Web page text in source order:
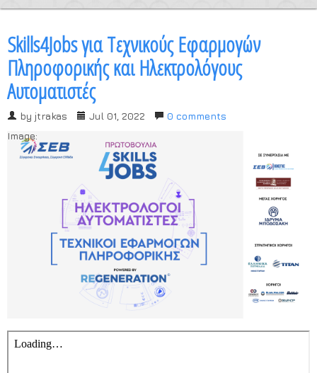
Ανακοινώσεις
Χρήσιμα Έντυπα
Skills4Jobs για Τεχνικούς Εφαρμογών
Πληροφορικής και Ηλεκτρολόγους
Αυτοματιστές
by jtrakas Jul 01, 2022
0 comments
Image: